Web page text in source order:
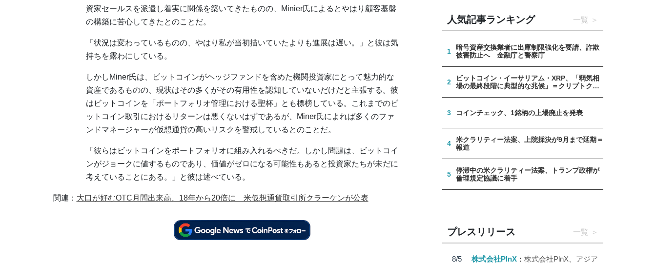
資家セールスを派遣し着実に関係を築いてきたものの、Minier氏によるとやはり顧客基盤
の構築に苦心してきたとのことだ。
「状況は変わっているものの、やはり私が当初描いていたよりも進展は遅い。」と彼は気
持ちを露わにしている。
しかしMiner氏は、ビットコインがヘッジファンドを含めた機関投資家にとって魅力的な
資産であるものの、現状はその多くがその有用性を認知していないだけだと主張する。彼
はビットコインを「ポートフォリオ管理における聖杯」とも標榜している。これまでのビ
ットコイン取引におけるリターンは悪くないはずであるが、Miner氏によれば多くのファ
ンドマネージャーが仮想通貨の高いリスクを警戒しているとのことだ。
「彼らはビットコインをポートフォリオに組み入れるべきだ。しかし問題は、ビットコイ
ンがジョークに値するものであり、価値がゼロになる可能性もあると投資家たちが未だに
考えていることにある。」と彼は述べている。
関連： 大口が好むOTC月間出来高、18年から20倍に 米仮想通貨取引所クラーケンが公表
人気記事ランキング 一覧
1
暗号資産交換業者に出庫制限強化を要請、詐欺
被害防止へ 金融庁と警察庁
2
ビットコイン・イーサリアム・XRP、「弱気相
場の最終段階に典型的な兆候」＝クリプトクア
3 コインチェック、1銘柄の上場廃止を発表
4
米クラリティー法案、上院採決が9月まで延期＝
報道
5
停滞中の米クラリティー法案、トランプ政権が
倫理規定協議に着手
プレスリリース 一覧
8/5
株式会社PlnX
株式会社PlnX、アジア